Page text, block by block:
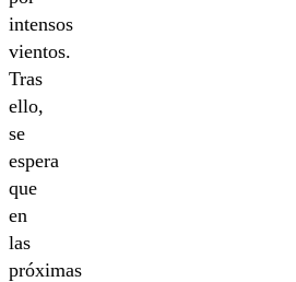
intensos
vientos.
Tras
ello,
se
espera
que
en
las
próximas